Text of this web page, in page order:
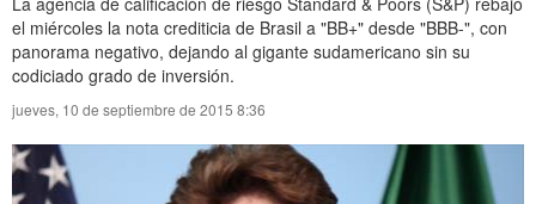
el miércoles la nota crediticia de Brasil a "BB+" desde "BBB-", con
panorama negativo, dejando al gigante sudamericano sin su
codiciado grado de inversión.
jueves, 10 de septiembre de 2015 8:36